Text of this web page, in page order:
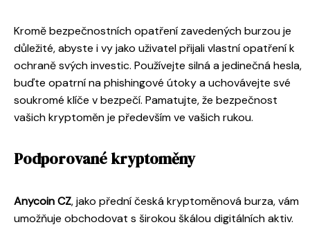
Kromě bezpečnostních opatření zavedených burzou je
důležité, abyste i vy jako uživatel přijali vlastní opatření k
ochraně svých investic. Používejte silná a jedinečná hesla,
buďte opatrní na phishingové útoky a uchovávejte své
soukromé klíče v bezpečí. Pamatujte, že bezpečnost
vašich kryptoměn je především ve vašich rukou.
Podporované kryptoměny
Anycoin CZ, jako přední česká kryptoměnová burza, vám
umožňuje obchodovat s širokou škálou digitálních aktiv.